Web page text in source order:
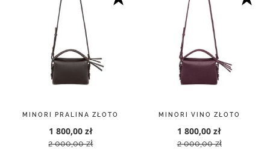
MINORI PRALINA ZŁOTO
1 800,00 zł
2 000,00 zł
MINORI VINO ZŁOTO
1 800,00 zł
2 000,00 zł